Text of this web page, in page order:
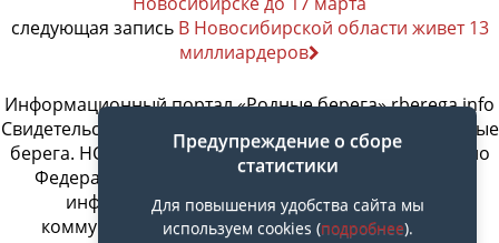
следующая запись В Новосибирской области живет 13
миллиардеров
Информационный портал «Родные берега» rberega.info
Свидетельство о регистрации сетевого издания «Родные
берега. НСК»: Эл № ФС77-74717 от 11.01.2019 г., выдано
Федеральной службой по надзору в сфере связи,
информационных технологий и массовых
коммуникаций. Учредитель ООО «СовИнформ».
Предупреждение о сборе
статистики
Для повышения удобства сайта мы
используем cookies (подробнее).